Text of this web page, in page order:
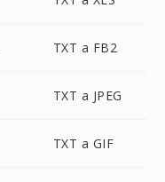
TXT a FB2
TXT a JPEG
TXT a GIF